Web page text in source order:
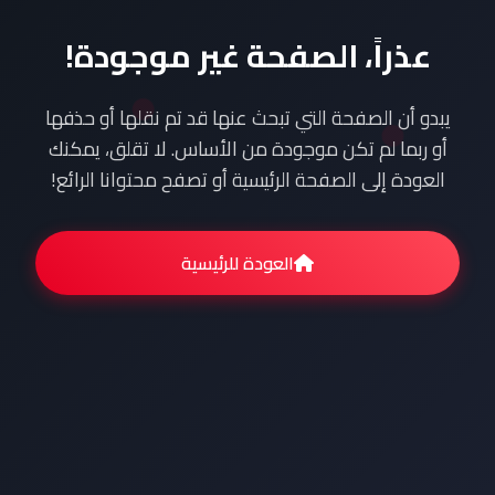
عذراً، الصفحة غير موجودة!
يبدو أن الصفحة التي تبحث عنها قد تم نقلها أو حذفها
أو ربما لم تكن موجودة من الأساس. لا تقلق، يمكنك
العودة إلى الصفحة الرئيسية أو تصفح محتوانا الرائع!
العودة للرئيسية